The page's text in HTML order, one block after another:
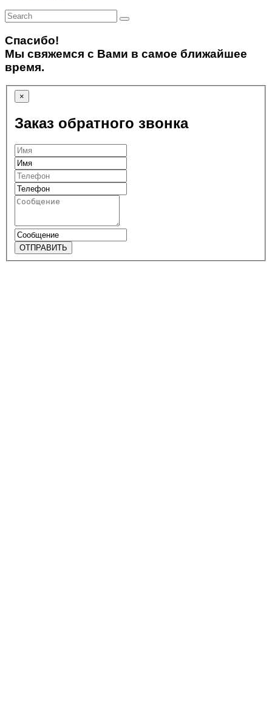
Спасибо!
Мы свяжемся с Вами в самое ближайшее
время.
×
Заказ обратного звонка
ОТПРАВИТЬ